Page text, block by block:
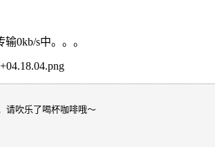
0kb/s中。。。
请吹乐了喝杯咖啡哦～